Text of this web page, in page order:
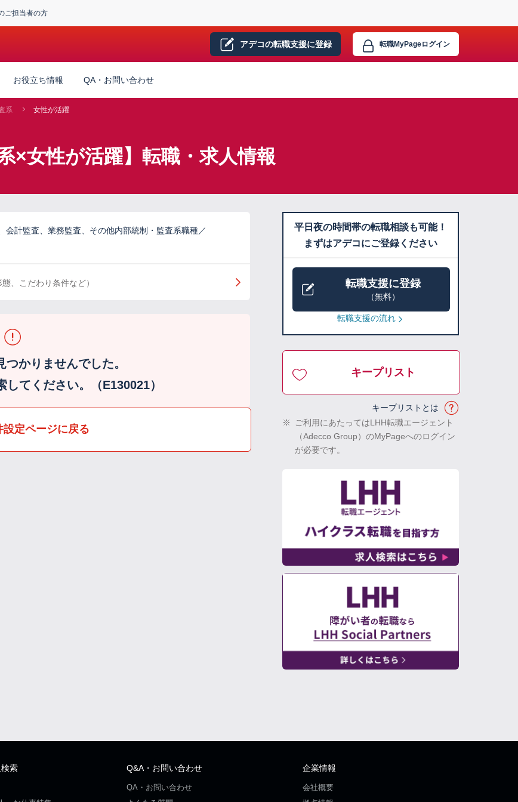
ご担当者の方
アデコの転職支援に登録 転職MyPageログイン
お役立ち情報 QA・お問い合わせ
系 女性が活躍
×女性が活躍】転職・求人情報
会計監査、業務監査、その他内部統制・監査系職種／
、こだわり条件など）
かりませんでした。
てください。（E130021）
設定ページに戻る
平日夜の時間帯の転職相談も可能！
まずはアデコにご登録ください
転職支援に登録
（無料）
転職支援の流れ
キープリスト
キープリストとは
※
ご利用にあたってはLHH転職エージェント
（Adecco Group）のMyPageへのログイン
が必要です。
索 Q&A・お問い合わせ
QA・お問い合わせ
企業情報
会社概要